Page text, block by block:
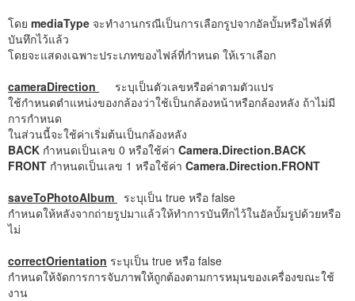
โดย mediaType จะทำงานกรณีเป็นการเลือกรูปจากอัลบั้มหรือไฟล์ที่
บันทึกไว้แล้ว
โดยจะแสดงเฉพาะประเภทของไฟล์ที่กำหนด ให้เราเลือก
cameraDirection
ระบุเป็นตัวเลขหรือค่าตามตัวแปร
ใช้กำหนดตำแหน่งของกล้องว่าใช้เป็นกล้องหน้าหรือกล้องหลัง ถ้าไม่มี
การกำหนด
ในส่วนนี้จะใช้ค่าเริ่มต้นเป็นกล้องหลัง
BACK กำหนดเป็นเลข 0 หรือใช้ค่า Camera.Direction.BACK
FRONT กำหนดเป็นเลข 1 หรือใช้ค่า Camera.Direction.FRONT
saveToPhotoAlbum
ระบุเป็น true หรือ false
กำหนดให้หลังจากถ่ายรูปมาแล้วให้ทำการบันทึกไว้ในอัลบั้มรูปด้วยหรือ
ไม่
correctOrientation ระบุเป็น true หรือ false
กำหนดให้จัดการการจับภาพให้ถูกต้องตามการหมุนของเครื่องขณะใช้
งาน